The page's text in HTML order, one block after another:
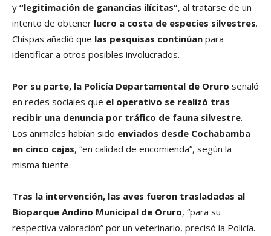
y “legitimación de ganancias ilícitas”, al tratarse de un
intento de obtener lucro a costa de especies silvestres.
Chispas añadió que las pesquisas continúan para
identificar a otros posibles involucrados.
Por su parte, la Policía Departamental de Oruro señaló
en redes sociales que el operativo se realizó tras
recibir una denuncia por tráfico de fauna silvestre.
Los animales habían sido enviados desde Cochabamba
en cinco cajas, “en calidad de encomienda”, según la
misma fuente.
Tras la intervención, las aves fueron trasladadas al
Bioparque Andino Municipal de Oruro, “para su
respectiva valoración” por un veterinario, precisó la Policía.